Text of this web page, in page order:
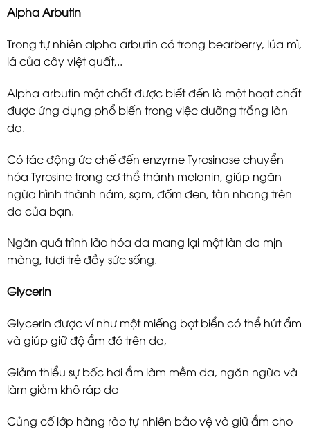
Alpha Arbutin
Trong tự nhiên alpha arbutin có trong bearberry, lúa mì,
lá của cây việt quất,..
Alpha arbutin một chất được biết đến là một hoạt chất
được ứng dụng phổ biến trong việc dưỡng trắng làn
da.
Có tác động ức chế đến enzyme Tyrosinase chuyển
hóa Tyrosine trong cơ thể thành melanin, giúp ngăn
ngừa hình thành nám, sạm, đốm đen, tàn nhang trên
da của bạn.
Ngăn quá trình lão hóa da mang lại một làn da mịn
màng, tươi trẻ đầy sức sống.
Glycerin
Glycerin được ví như một miếng bọt biển có thể hút ẩm
và giúp giữ độ ẩm đó trên da,
Giảm thiểu sự bốc hơi ẩm làm mềm da, ngăn ngừa và
làm giảm khô ráp da
Củng cố lớp hàng rào tự nhiên bảo vệ và giữ ẩm cho